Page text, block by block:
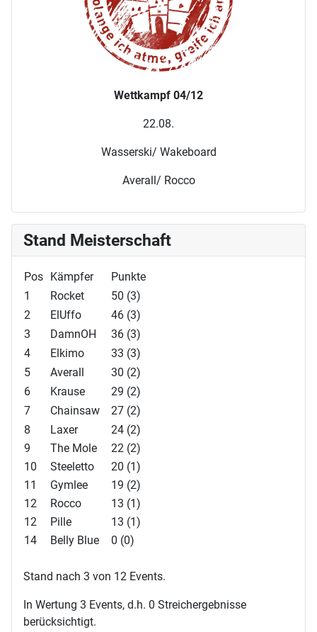
Wettkampf 04/12
22.08.
Wasserski/ Wakeboard
Averall/ Rocco
Stand Meisterschaft
Pos Kämpfer
Punkte
1
Rocket
50 (3)
2
ElUffo
46 (3)
3
DamnOH
36 (3)
4
Elkimo
33 (3)
5
Averall
30 (2)
6
Krause
29 (2)
7
Chainsaw
27 (2)
8
Laxer
24 (2)
9
The Mole
22 (2)
10
Steeletto
20 (1)
11
Gymlee
19 (2)
12
Rocco
13 (1)
12
Pille
13 (1)
14
Belly Blue 0 (0)
Stand nach 3 von 12 Events.
In Wertung 3 Events, d.h. 0 Streichergebnisse
berücksichtigt.